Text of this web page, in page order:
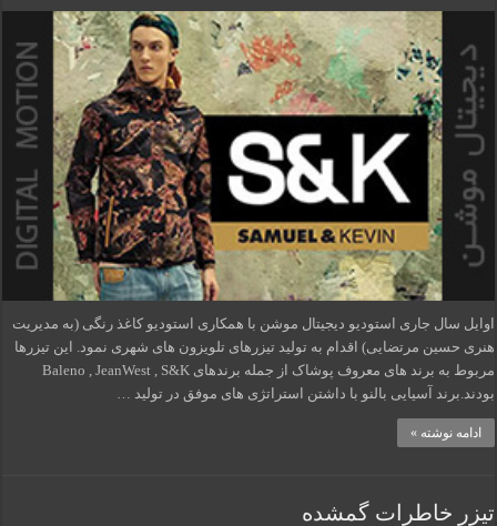
اوایل سال جاری استودیو دیجیتال موشن با همکاری استودیو کاغذ رنگی (به مدیریت
هنری حسین مرتضایی) اقدام به تولید تیزرهای تلویزون های شهری نمود. این تیزرها
مربوط به برند های معروف پوشاک از جمله برندهای Baleno , JeanWest , S&K
بودند.برند آسیایی بالنو با داشتن استراتژی های موفق در تولید …
ادامه نوشته »
تیزر خاطرات گمشده